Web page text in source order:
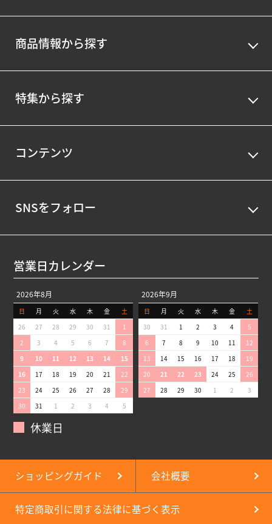
商品情報から探す
特集から探す
コンテンツ
SNSをフォロー
営業日カレンダー
2026年8月
日 月 火 水 木 金
土
26
27 28 29 30 31
1
2
3 4 5 6 7
8
9
10 11 12 13 14
15
16
17 18 19 20 21
22
23
24 25 26 27 28
29
30
31 1 2 3 4 5
2026年9月
日 月 火 水 木 金
土
30
31 1 2 3 4
5
6
7 8 9 10 11
12
13
14 15 16 17 18
19
20
21 22 23 24 25
26
27
28 29 30 1 2 3
休業日
ショッピングガイド 会社概要
特定商取引に関する法律に基づく表示